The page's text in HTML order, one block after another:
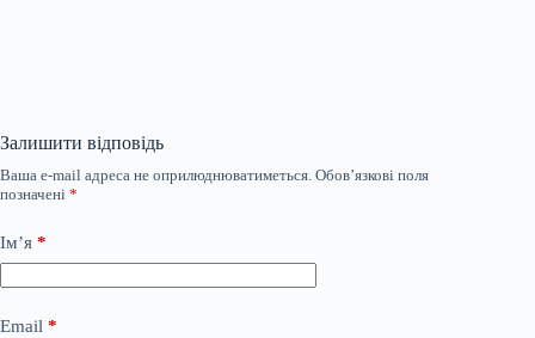
Залишити відповідь
Ваша e-mail адреса не оприлюднюватиметься. Обов’язкові поля
позначені *
Ім’я *
Email *